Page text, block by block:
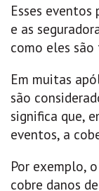
Esses
e as
como eles
Em muitas
são
significa que,
eventos, a
Por exemplo,
cobre danos